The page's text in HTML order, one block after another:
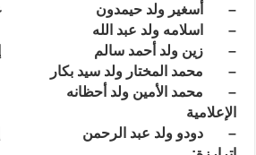
– أسغير ولد حيمدون عضو
– اسلامه ولد عبد الله
– زين ولد أحمد سالم
– محمد المختار ولد سيد بكار
– محمد الأمين ولد أحظانه
الإعلامية
– دودو ولد عبد الرحمن